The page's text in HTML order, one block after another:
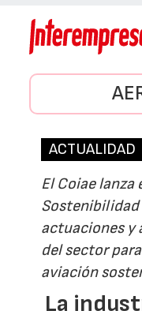
ACTUALIDAD
El Coiae lanza
Sostenibilidad
actuaciones y
del sector
aviación
La